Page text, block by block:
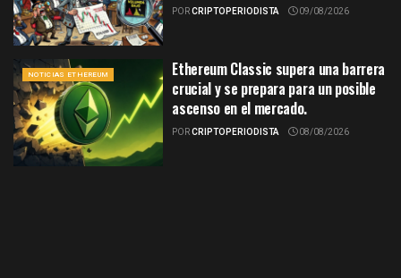
PORCRIPTOPERIODISTA 09/08/2026
NOTICIAS ETHEREUM
Ethereum Classic supera una barrera
crucial y se prepara para un posible
ascenso en el mercado.
PORCRIPTOPERIODISTA 08/08/2026